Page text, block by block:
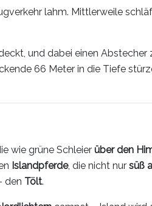
lahm. Mittlerweile
und dabei einen Abstecher
66 Meter in die Tiefe
wie grüne Schleier über den
Islandpferde, die nicht nur süß
den Tölt.